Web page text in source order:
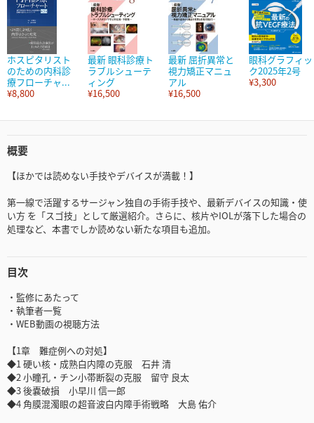
ホスピタリスト
のための内科診
療フローチャ...
¥8,800
最新 眼科診療ト
ラブルシューテ
ィング
¥16,500
最新 屈折異常と
視力矯正マニュ
アル
¥16,500
眼科グラフィッ
ク2025年2号
¥3,300
概要
【ほかでは読めない手技やデバイスが満載！】
第一線で活躍するサージャン独自の手術手技や、最新デバイスの知識・使
い方 を「スゴ技」として厳選紹介。さらに、核片やIOLが落下した場合の
処理など、本書でしか読めない新たな項目も追加。
目次
・監修にあたって
・執筆者一覧
・WEB動画の視聴方法
【1章 難症例への対処】
◆1 硬い核・成熟白内障の克服 石井 清
◆2 小瞳孔・チン小帯断裂の克服 留守 良太
◆3 後嚢破損 小早川 信一郎
◆4 角膜混濁眼の超音波白内障手術戦略 大島 佑介